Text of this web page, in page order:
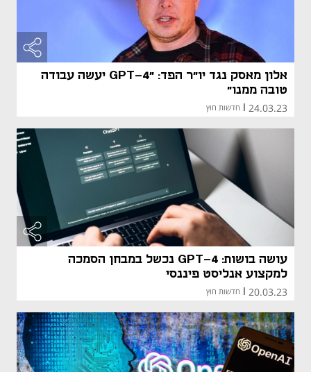
אלון מאסק נגד יו"ר הפד: "GPT-4 יעשה עבודה
טובה ממנו"
24.03.23 חדשות חוץ
עושה בושות: GPT-4 נכשל במבחן הסמכה
למקצוע אנליסט פיננסי
20.03.23 חדשות חוץ